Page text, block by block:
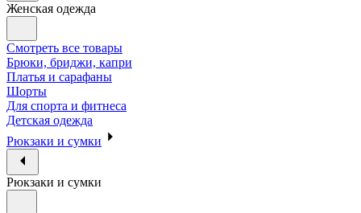
Женская одежда
Смотреть все товары
Брюки, бриджи, капри
Платья и сарафаны
Шорты
Для спорта и фитнеса
Детская одежда
Рюкзаки и сумки
Рюкзаки и сумки